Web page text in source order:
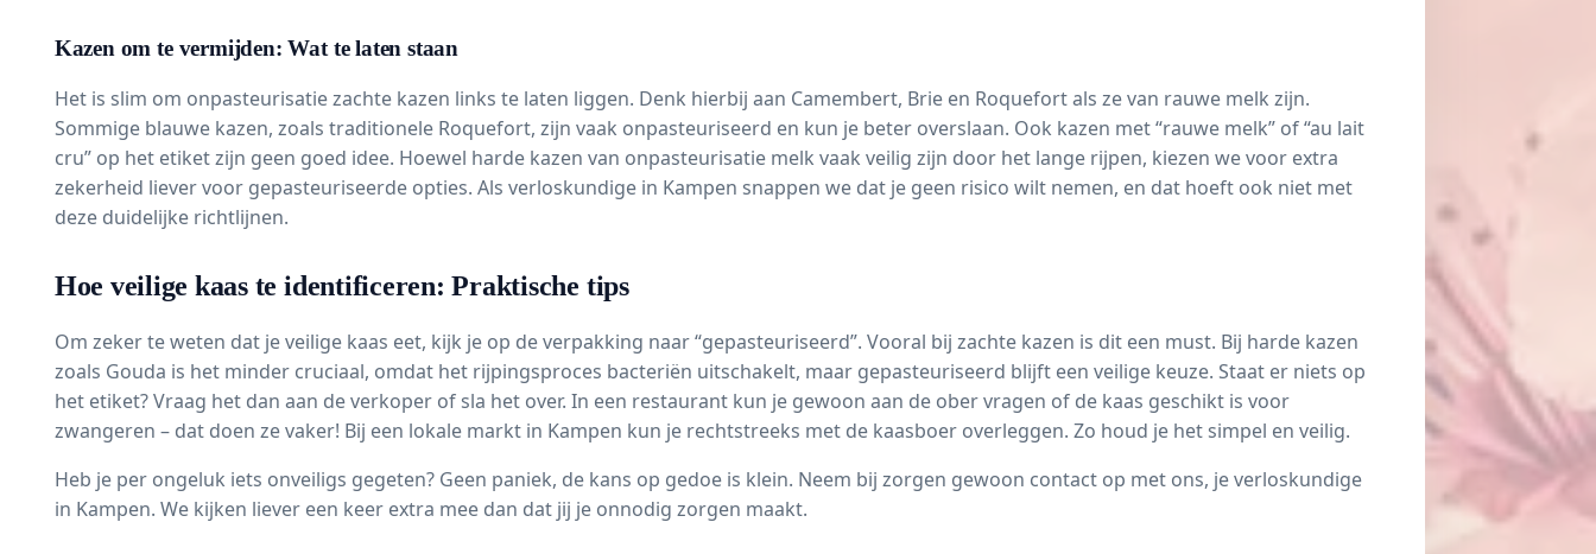
Kazen om te vermijden: Wat te laten staan
Het is slim om onpasteurisatie zachte kazen links te laten liggen. Denk hierbij aan Camembert, Brie en Roquefort als ze van rauwe melk zijn.
Sommige blauwe kazen, zoals traditionele Roquefort, zijn vaak onpasteuriseerd en kun je beter overslaan. Ook kazen met “rauwe melk” of “au lait
cru” op het etiket zijn geen goed idee. Hoewel harde kazen van onpasteurisatie melk vaak veilig zijn door het lange rijpen, kiezen we voor extra
zekerheid liever voor gepasteuriseerde opties. Als verloskundige in Kampen snappen we dat je geen risico wilt nemen, en dat hoeft ook niet met
deze duidelijke richtlijnen.
Hoe veilige kaas te identificeren: Praktische tips
Om zeker te weten dat je veilige kaas eet, kijk je op de verpakking naar “gepasteuriseerd”. Vooral bij zachte kazen is dit een must. Bij harde kazen
zoals Gouda is het minder cruciaal, omdat het rijpingsproces bacteriën uitschakelt, maar gepasteuriseerd blijft een veilige keuze. Staat er niets op
het etiket? Vraag het dan aan de verkoper of sla het over. In een restaurant kun je gewoon aan de ober vragen of de kaas geschikt is voor
zwangeren – dat doen ze vaker! Bij een lokale markt in Kampen kun je rechtstreeks met de kaasboer overleggen. Zo houd je het simpel en veilig.
Heb je per ongeluk iets onveiligs gegeten? Geen paniek, de kans op gedoe is klein. Neem bij zorgen gewoon contact op met ons, je verloskundige
in Kampen. We kijken liever een keer extra mee dan dat jij je onnodig zorgen maakt.